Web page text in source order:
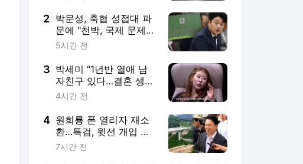
2 박문성, 축협 성접대 파
문에 "천박, 국제 문제
비화될 수도"
5시간 전
3 박세미 “1년반 열애 남
자친구 있다…결혼 생각
도”
4시간 전
4 원희룡 폰 열리자 재소
환…특검, 윗선 개입 의
혹 정조준
7시간 전